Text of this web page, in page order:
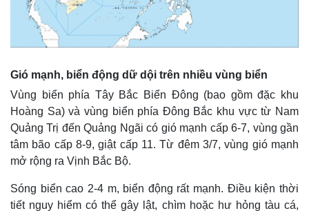
Gió mạnh, biển động dữ dội trên nhiều vùng biển
Vùng biển phía Tây Bắc Biển Đông (bao gồm đặc khu
Hoàng Sa) và vùng biển phía Đông Bắc khu vực từ Nam
Quảng Trị đến Quảng Ngãi có gió mạnh cấp 6-7, vùng gần
tâm bão cấp 8-9, giật cấp 11. Từ đêm 3/7, vùng gió mạnh
mở rộng ra Vịnh Bắc Bộ.
Sóng biển cao 2-4 m, biển động rất mạnh. Điều kiện thời
tiết nguy hiểm có thể gây lật, chìm hoặc hư hỏng tàu cá,